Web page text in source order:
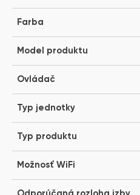
Farba
Model produktu
Ovládač
Typ jednotky
Typ produktu
Možnosť WiFi